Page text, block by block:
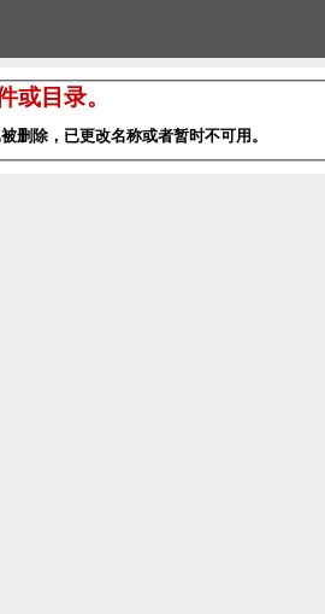
或目录。
删除，已更改名称或者暂时不可用。